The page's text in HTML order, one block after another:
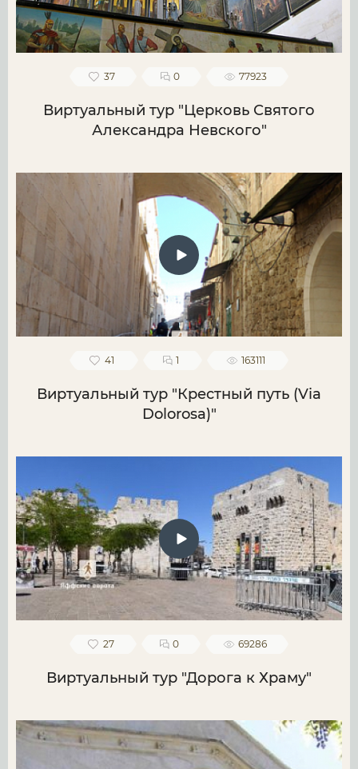
37 0 77923
Виртуальный тур "Церковь Святого
Александра Невского"
41 1 163111
Виртуальный тур "Крестный путь (Via
Dolorosa)"
27 0 69286
Виртуальный тур "Дорога к Храму"